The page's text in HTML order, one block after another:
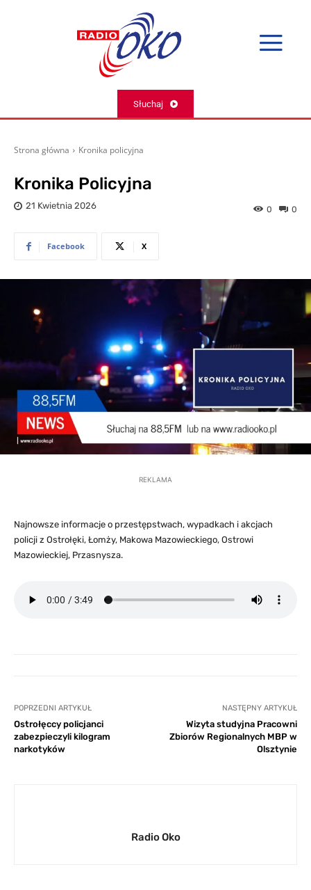
Słuchaj
Strona główna Kronika policyjna
Kronika Policyjna
21 Kwietnia 2026 0
0
Facebook X
REKLAMA
Najnowsze informacje o przestępstwach, wypadkach i akcjach
policji z Ostrołęki, Łomży, Makowa Mazowieckiego, Ostrowi
Mazowieckiej, Przasnysza.
POPRZEDNI ARTYKUŁ
Ostrołęccy policjanci
zabezpieczyli kilogram
narkotyków
NASTĘPNY ARTYKUŁ
Wizyta studyjna Pracowni
Zbiorów Regionalnych MBP w
Olsztynie
Radio Oko